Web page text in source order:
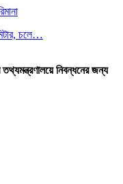
চলে…
তথ্যমন্ত্রণালয়ে নিবন্ধনের জন্য